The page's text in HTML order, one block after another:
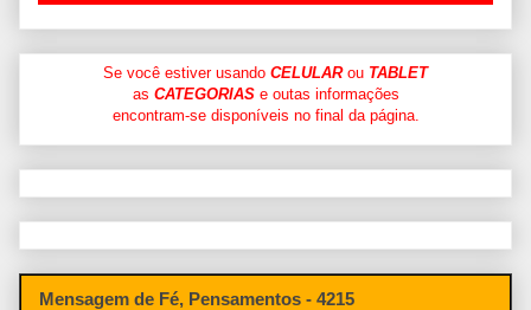
Se você estiver usando CELULARou TABLET
as CATEGORIASe outas informações
encontram-se disponíveis no final da página.
Mensagem de Fé, Pensamentos - 4215